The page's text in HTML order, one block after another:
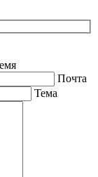
Почта
Тема